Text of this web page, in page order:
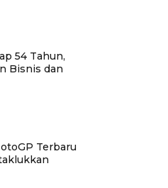
54 Tahun,
Bisnis dan
Terbaru